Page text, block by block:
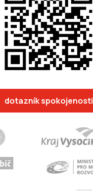
dotazník spokojenosti